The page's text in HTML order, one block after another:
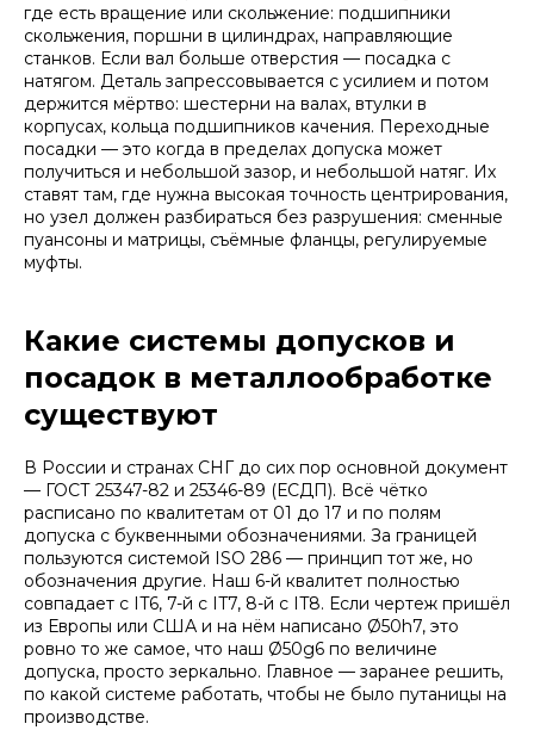
где есть вращение или скольжение: подшипники
скольжения, поршни в цилиндрах, направляющие
станков. Если вал больше отверстия — посадка с
натягом. Деталь запрессовывается с усилием и потом
держится мёртво: шестерни на валах, втулки в
корпусах, кольца подшипников качения. Переходные
посадки — это когда в пределах допуска может
получиться и небольшой зазор, и небольшой натяг. Их
ставят там, где нужна высокая точность центрирования,
но узел должен разбираться без разрушения: сменные
пуансоны и матрицы, съёмные фланцы, регулируемые
муфты.
Какие системы допусков и
посадок в металлообработке
существуют
В России и странах СНГ до сих пор основной документ
— ГОСТ 25347-82 и 25346-89 (ЕСДП). Всё чётко
расписано по квалитетам от 01 до 17 и по полям
допуска с буквенными обозначениями. За границей
пользуются системой ISO 286 — принцип тот же, но
обозначения другие. Наш 6-й квалитет полностью
совпадает с IT6, 7-й с IT7, 8-й с IT8. Если чертеж пришёл
из Европы или США и на нём написано Ø50h7, это
ровно то же самое, что наш Ø50g6 по величине
допуска, просто зеркально. Главное — заранее решить,
по какой системе работать, чтобы не было путаницы на
производстве.